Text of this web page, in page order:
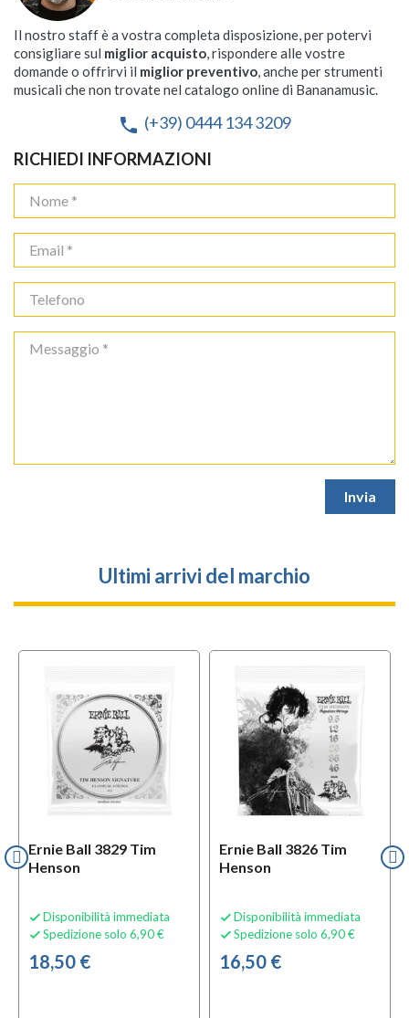
Il nostro staff è a vostra completa disposizione, per potervi
consigliare sul miglior acquisto, rispondere alle vostre
domande o offrirvi il miglior preventivo, anche per strumenti
musicali che non trovate nel catalogo online di Bananamusic.
phone (+39) 0444 134 3209
RICHIEDI INFORMAZIONI
Ultimi arrivi del marchio
Ernie Ball 3829 Tim
Henson
 Disponibilità immediata
 Spedizione solo 6,90 €
18,50 €
Ernie Ball 3826 Tim
Henson
 Disponibilità immediata
 Spedizione solo 6,90 €
16,50 €